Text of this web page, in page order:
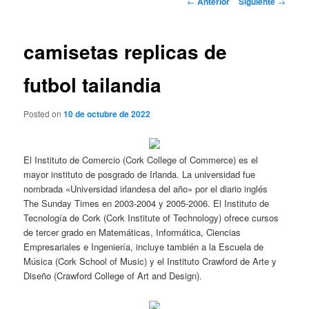
camisetas replicas de
futbol tailandia
Posted on10 de octubre de 2022
El Instituto de Comercio (Cork College of Commerce) es el
mayor instituto de posgrado de Irlanda. La universidad fue
nombrada «Universidad irlandesa del año» por el diario inglés
The Sunday Times en 2003-2004 y 2005-2006. El Instituto de
Tecnología de Cork (Cork Institute of Technology) ofrece cursos
de tercer grado en Matemáticas, Informática, Ciencias
Empresariales e Ingeniería, incluye también a la Escuela de
Música (Cork School of Music) y el Instituto Crawford de Arte y
Diseño (Crawford College of Art and Design).